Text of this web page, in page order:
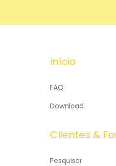
Início
FAQ
Download
Clientes &
Pesquisar